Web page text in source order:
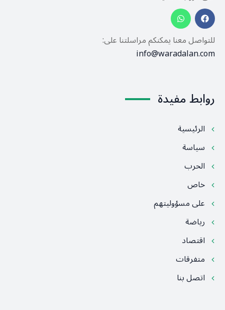
للتواصل معنا يمكنكم مراسلتنا على:
info@waradalan.com
روابط مفيدة
الرئيسية
سياسة
الحرب
خاص
على مسؤوليتهم
رياضة
اقتصاد
متفرقات
اتصل بنا